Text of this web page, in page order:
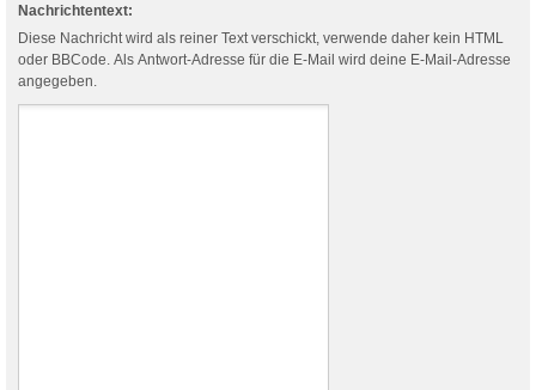
Nachrichtentext:
Diese Nachricht wird als reiner Text verschickt, verwende daher kein HTML
oder BBCode. Als Antwort-Adresse für die E-Mail wird deine E-Mail-Adresse
angegeben.